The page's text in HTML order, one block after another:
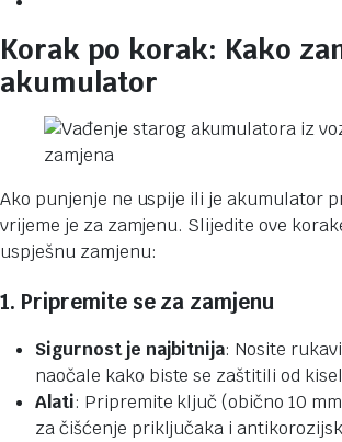
Korak po korak: Kako
akumulator
Ako punjenje ne uspije ili je akumulator
vrijeme je za zamjenu. Slijedite ove
uspješnu zamjenu:
1. Pripremite se za zamjenu
Sigurnost je najbitnija: Nosite
naočale kako biste se zaštitili od
Alati: Pripremite ključ (obično 10
za čišćenje priključaka i